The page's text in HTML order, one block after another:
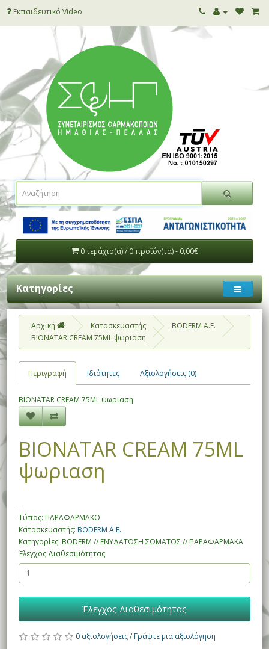
Εκπαιδευτικό Video
0 τεμάχιο(α) / 0 προϊόν(τα) - 0,00€
Κατηγορίες
Αρχική Κατασκευαστής
BODERM A.E.
BIONATAR CREAM 75ML ψωριαση
Περιγραφή Ιδιότητες Αξιολογήσεις (0)
BIONATAR CREAM 75ML ψωριαση
BIONATAR CREAM 75ML
ψωριαση
-
Τύπος: ΠΑΡΑΦΑΡΜΑΚΟ
Κατασκευαστής: BODERM A.E.
Κατηγορίες: BODERM // ΕΝΥΔΑΤΩΣΗ ΣΩΜΑΤΟΣ // ΠΑΡΑΦΑΡΜΑΚΑ
Έλεγχος Διαθεσιμότητας
Έλεγχος Διαθεσιμότητας
0 αξιολογήσεις/ Γράψτε μια αξιολόγηση